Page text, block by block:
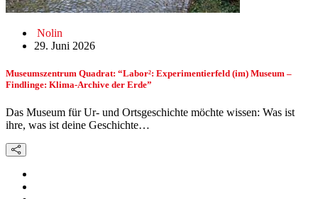
Nolin
29. Juni 2026
Museumszentrum Quadrat: “Labor²: Experimentierfeld (im) Museum –
Findlinge: Klima-Archive der Erde”
Das Museum für Ur- und Ortsgeschichte möchte wissen: Was ist
ihre, was ist deine Geschichte…